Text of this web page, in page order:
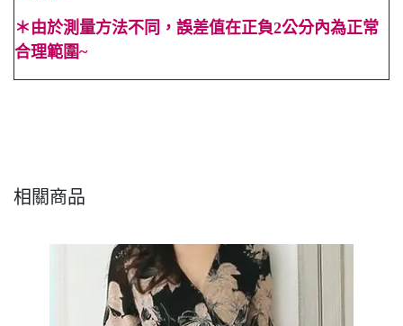
＊ 由於測量方法不同，誤差值在正負2公分內為正常
合理範圍~
相關商品